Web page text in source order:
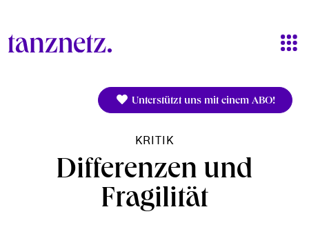
Unterstützt uns mit einem ABO!
KRITIK
Differenzen und
Fragilität